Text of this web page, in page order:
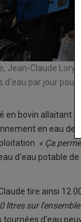
Jean-Claude Lory
d'eau par jour pour
en bovin allaitant
en eau de
« Ça
d'eau potable
tire ainsi 12
litres sur
tournées d'eau